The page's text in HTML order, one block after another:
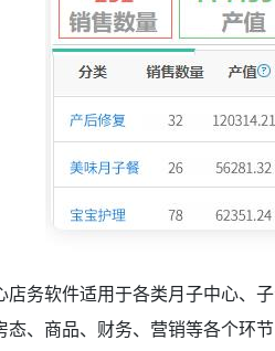
店务软件适用于各类月子中心、
态、商品、财务、营销等各个环